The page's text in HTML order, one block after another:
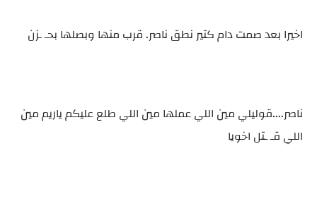
اخيرا بعد صمت دام كتير نطق ناصر. قرب منها وبصلها بحـ ـزن
ناصر....قوليلي مين اللي عملها مين اللي طلع عليكم ياريم مين
اللي قـ ـتل اخويا